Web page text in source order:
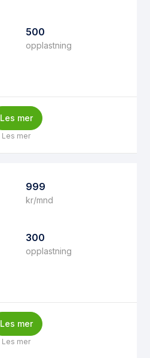
500
opplastning
Les mer
Les mer
999
kr/mnd
300
opplastning
Les mer
Les mer